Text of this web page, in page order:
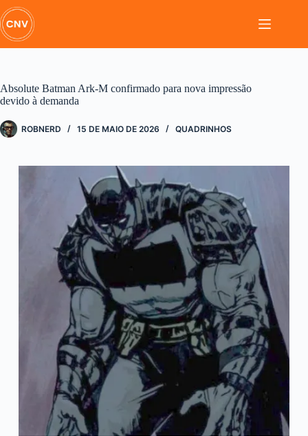
Pular
para
o
conteúdo
Absolute Batman Ark-M confirmado para nova impressão
devido à demanda
ROBNERD 15 DE MAIO DE 2026 QUADRINHOS